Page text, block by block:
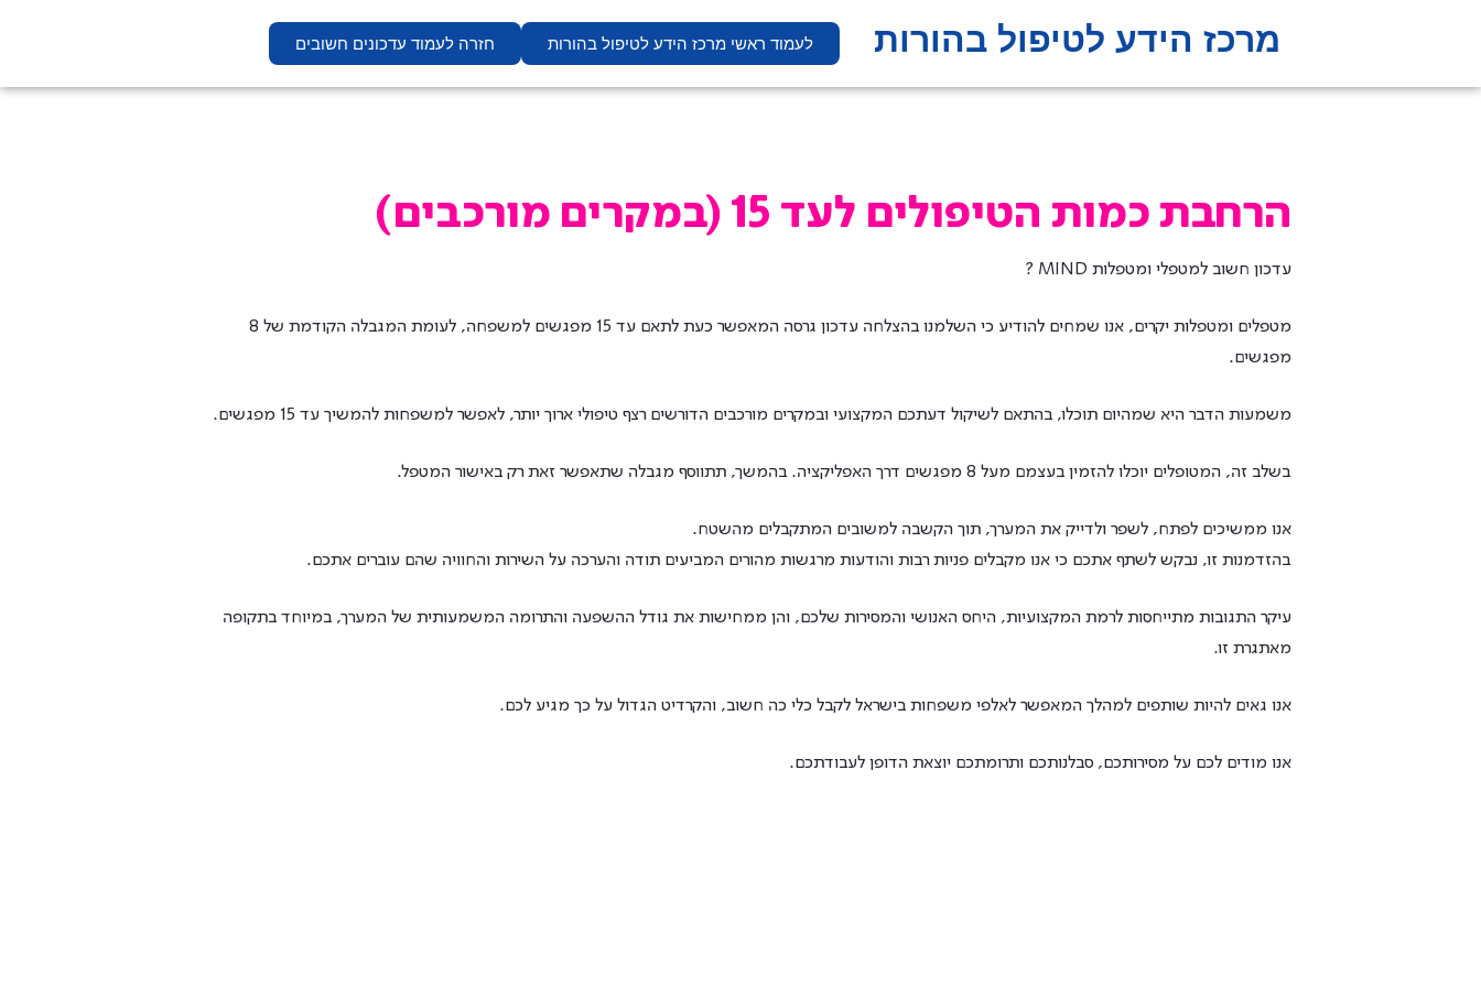
מרכז הידע לטיפול בהורות לעמוד ראשי מרכז הידע לטיפול בהורות חזרה לעמוד עדכונים חשובים
הרחבת כמות הטיפולים לעד 15 (במקרים מורכבים)
עדכון חשוב למטפלי ומטפלות MIND ?
מטפלים ומטפלות יקרים, אנו שמחים להודיע כי השלמנו בהצלחה עדכון גרסה המאפשר כעת לתאם עד 15 מפגשים למשפחה, לעומת המגבלה הקודמת של 8
מפגשים.
משמעות הדבר היא שמהיום תוכלו, בהתאם לשיקול דעתכם המקצועי ובמקרים מורכבים הדורשים רצף טיפולי ארוך יותר, לאפשר למשפחות להמשיך עד 15 מפגשים.
בשלב זה, המטופלים יוכלו להזמין בעצמם מעל 8 מפגשים דרך האפליקציה. בהמשך, תתווסף מגבלה שתאפשר זאת רק באישור המטפל.
אנו ממשיכים לפתח, לשפר ולדייק את המערך, תוך הקשבה למשובים המתקבלים מהשטח.
בהזדמנות זו, נבקש לשתף אתכם כי אנו מקבלים פניות רבות והודעות מרגשות מהורים המביעים תודה והערכה על השירות והחוויה שהם עוברים אתכם.
עיקר התגובות מתייחסות לרמת המקצועיות, היחס האנושי והמסירות שלכם, והן ממחישות את גודל ההשפעה והתרומה המשמעותית של המערך, במיוחד בתקופה
מאתגרת זו.
אנו גאים להיות שותפים למהלך המאפשר לאלפי משפחות בישראל לקבל כלי כה חשוב, והקרדיט הגדול על כך מגיע לכם.
אנו מודים לכם על מסירותכם, סבלנותכם ותרומתכם יוצאת הדופן לעבודתכם.